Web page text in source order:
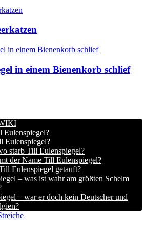
in einem Bienenkorb schlief
Eulenspiegel?
Eulenspiegel?
starb Till Eulenspiegel?
der Name Till Eulenspiegel?
Eulenspiegel getauft?
– was ist wahr am größten Schelm
– war er doch kein Deutscher und